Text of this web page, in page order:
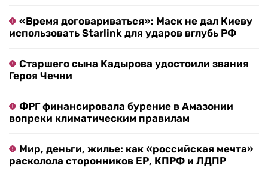
«Время договариваться»: Маск не дал Киеву
использовать Starlink для ударов вглубь РФ
Старшего сына Кадырова удостоили звания
Героя Чечни
ФРГ финансировала бурение в Амазонии
вопреки климатическим правилам
Мир, деньги, жилье: как «российская мечта»
расколола сторонников ЕР, КПРФ и ЛДПР